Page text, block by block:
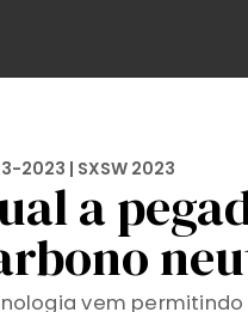
2023 | SXSW 2023
a
vem